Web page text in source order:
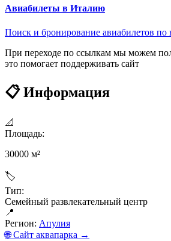
Авиабилеты в Италию
Поиск и бронирование авиабилетов
При переходе по ссылкам мы можем
это помогает поддерживать сайт
📋 Информация
📐
Площадь:
30000 м²
🏷
Тип:
Семейный развлекательный центр
📍
Регион: Апулия
🌐 Сайт аквапарка →